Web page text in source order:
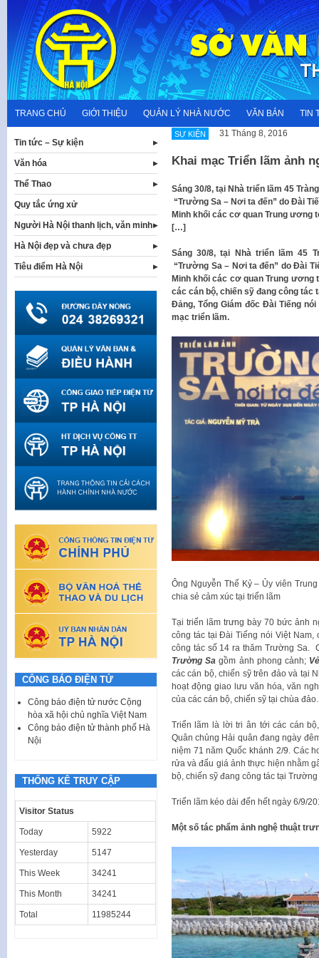
content
TRANG CHỦ GIỚI THIỆU QUẢN LÝ NHÀ NƯỚC VĂN BẢN TIN
SỰ KIỆN 31 Tháng 8, 2016
Khai mạc Triển lãm ảnh
Sáng 30/8, tại Nhà triển lãm 45
“Trường Sa – Nơi ta đến” do Đài
Minh khối các cơ quan Trung ương
[…]
Sáng 30/8, tại Nhà triển lãm 45
“Trường Sa – Nơi ta đến” do Đài
Minh khối các cơ quan Trung ương
các cán bộ, chiến sỹ đang công tác
Đảng, Tổng Giám đốc Đài Tiếng
mạc triển lãm.
Ông Nguyễn Thế Kỷ – Ủy viên
chia sẻ cảm xúc tại triển lãm
Tại triển lãm trưng bày 70 bức ảnh
công tác tại Đài Tiếng nói Việt
công tác số 14 ra thăm Trường Sa.
Trường Sa gồm ảnh phong cảnh;
các cán bộ, chiến sỹ trên đảo và tại
hoạt động giao lưu văn hóa, văn
của các cán bộ, chiến sỹ tại chùa
Triển lãm là lời tri ân tới các cán
Quân chủng Hải quân đang ngày
niệm 71 năm Quốc khánh 2/9. Các
rửa và đấu giá ảnh thực hiện nhằm
bộ, chiến sỹ đang công tác tại
Triển lãm kéo dài đến hết ngày 6/9/
Một số tác phẩm ảnh nghệ thuật
Tin tức – Sự kiện
Văn hóa
Thể Thao
Quy tắc ứng xử
Người Hà Nội thanh lịch, văn minh
Hà Nội đẹp và chưa đẹp
Tiêu điểm Hà Nội
CÔNG BÁO ĐIỆN TỬ
Công báo điện tử nước Cộng
hòa xã hội chủ nghĩa Việt Nam
Công báo điện tử thành phố Hà
Nội
THỐNG KÊ TRUY CẬP
Visitor Status
Today 5922
Yesterday 5147
This Week 34241
This Month 34241
Total 11985244